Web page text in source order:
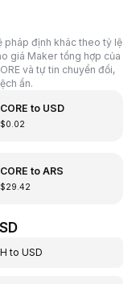
pháp định khác theo tỷ lệ
giá Maker tổng hợp của
và tự tin chuyển đổi,
ẩn.
CORE to USD
$0.02
CORE to ARS
$29.42
toUSD